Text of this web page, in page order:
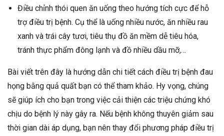
Điều chỉnh thói quen ăn uống theo hướng tích cực để hỗ
trợ điều trị bệnh. Cụ thể là uống nhiều nước, ăn nhiều rau
xanh và trái cây tươi, tiêu thụ đồ ăn mềm dễ tiêu hóa,
tránh thực phẩm đông lạnh và đồ nhiều dầu mỡ,…
Bài viết trên đây là hướng dẫn chi tiết cách điều trị bệnh đau
họng bằng quả quất bạn có thể tham khảo. Hy vọng, chúng
sẽ giúp ích cho bạn trong việc cải thiện các triệu chứng khó
chịu do bệnh lý này gây ra. Nếu bệnh không thuyên giảm sau
thời gian dài áp dụng, bạn nên thay đổi phương pháp điều trị